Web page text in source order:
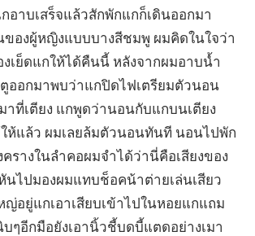
อาบเสร็จแล้วสักพักแกก็เดินออกมา
องผู้หญิงแบบบางสีชมพู ผมคิดในใจว่า
งเย็ดแกให้ได้คืนนี้ หลังจากผมอาบน้ำ
ตูออกมาพบว่าแกปิดไฟเตรียมตัวนอน
าที่เตียง แกพูดว่านอนกับแกบนเตียง
ห้แล้ว ผมเลยล้มตัวนอนทันที นอนไปพัก
รางในลำคอผมจำได้ว่านี่คือเสียงของ
ไปมองผมแทบช็อคน้าต่ายเล่นเสียว
ญ่อยู่แกเอาเสียบเข้าไปในหอยแกแถม
บๆอีกมือยังเอานิ้วชี้บดบี้แตดอย่างเมา